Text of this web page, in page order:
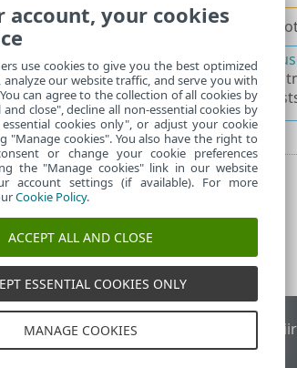
Olemasolevate
lisate
Nimetatud
ESET-i foorum
account, your cookies
use cookies to give you the best optimized
analyze our website traffic, and serve you with
can agree to the collection of all cookies by
and close", decline all non-essential cookies by
cookies only", or adjust your cookie
"Manage cookies". You also have the right to
or change your cookie preferences
the "Manage cookies" link in our website
account settings (if available). For more
Cookie Policy.
ACCEPT ALL AND CLOSE
ESSENTIAL COOKIES ONLY
MANAGE COOKIES